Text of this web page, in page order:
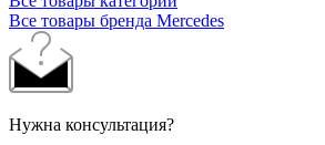
Все товары бренда Mercedes
Нужна консультация?